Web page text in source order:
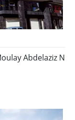
Abdelaziz N